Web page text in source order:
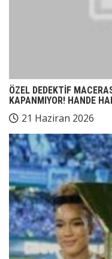
ÖZEL DEDEKTİF
KAPANMIYOR! HANDE
21 Haziran 2026